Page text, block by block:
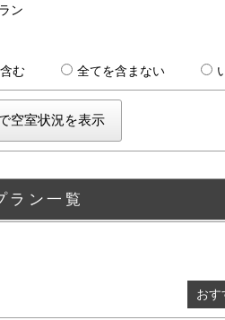
ラン
む 全てを含まない
ラン一覧
おす